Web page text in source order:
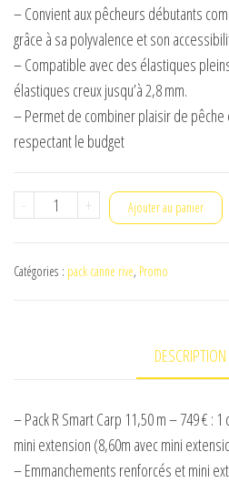
– Convient aux pêcheurs débutants
grâce à sa polyvalence et son
– Compatible avec des élastiques
élastiques creux jusqu’à 2,8 mm.
– Permet de combiner plaisir de pêche
respectant le budget
-
quantité
smart
+ Ajouter au panier
Catégories : pack canne rive, Promo
DESCRIPTION
– Pack R Smart Carp 11,50 m – 749 € :
mini extension (8,60m avec mini
– Emmanchements renforcés et mini